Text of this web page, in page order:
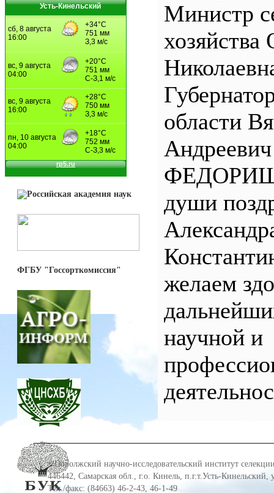
Усть-Кинельский
ФГБУ "Госсорткомиссия"
Министр
хозяйства
области
Андреевич
души
желаем
научной и
©Поволжский научно-исследовательский институт
446442, Самарская обл., г.о. Кинель, п.г.т.Усть-Кинельский,
Тел./факс: (84663) 46-2-43, 46-1-49